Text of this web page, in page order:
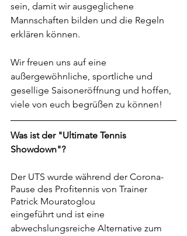
sein, damit wir ausgeglichene
Mannschaften bilden und die Regeln
erklären können.
Wir freuen uns auf eine
außergewöhnliche, sportliche und
gesellige Saisoneröffnung und hoffen,
viele von euch begrüßen zu können!
Was ist der "Ultimate Tennis
Showdown"?
Der UTS wurde während der Corona-
Pause des Profitennis von Trainer
Patrick Mouratoglou
eingeführt und ist eine
abwechslungsreiche Alternative zum